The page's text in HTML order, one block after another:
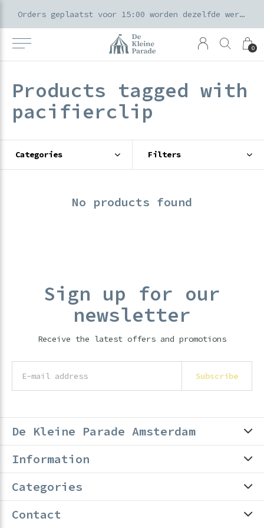
0
Orders geplaatst voor 15:00 worden dezelfde werkdag verzonden
Products tagged with
pacifierclip
Categories Filters
No products found
Sign up for our
newsletter
Receive the latest offers and promotions
Subscribe
De Kleine Parade Amsterdam
Information
Categories
Contact